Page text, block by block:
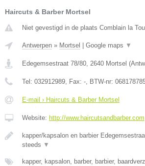
Haircuts & Barber Mortsel
Niet gevestigd in de plaats Comblain la
Antwerpen » Mortsel Google maps ▼
Edegemsestraat 78/80, 2640 Mortsel (
Tel: 032912989, Fax: -, BTW-nr:
E-mail › Haircuts & Barber Mortsel
Website: http://www.haircutsandbarber.com
kapper/kapsalon en barbier
steeds ▼
kapper, kapsalon, barber, barbier,